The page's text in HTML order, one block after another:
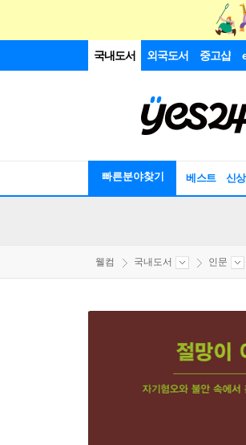
국내도서 외국도서 중고샵
빠른분야찾기 베스트 신
웰컴 국내도서 인문